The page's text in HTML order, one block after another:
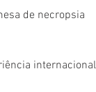
de necropsia